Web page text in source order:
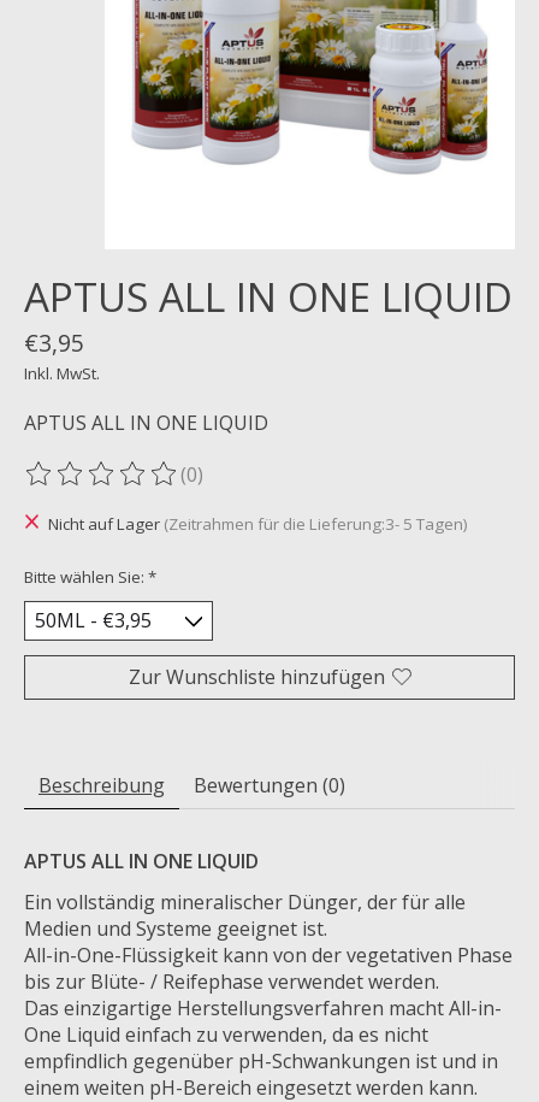
APTUS ALL IN ONE LIQUID
€3,95
Inkl. MwSt.
APTUS ALL IN ONE LIQUID
Die Bewertung dieses Produkts ist
(0)
Nicht auf Lager (Zeitrahmen für die Lieferung:3- 5 Tagen)
Bitte wählen Sie: *
Zur Wunschliste hinzufügen
Beschreibung Bewertungen (0)
APTUS ALL IN ONE LIQUID
Ein vollständig mineralischer Dünger, der für alle
Medien und Systeme geeignet ist.
All-in-One-Flüssigkeit kann von der vegetativen Phase
bis zur Blüte- / Reifephase verwendet werden.
Das einzigartige Herstellungsverfahren macht All-in-
One Liquid einfach zu verwenden, da es nicht
empfindlich gegenüber pH-Schwankungen ist und in
einem weiten pH-Bereich eingesetzt werden kann.